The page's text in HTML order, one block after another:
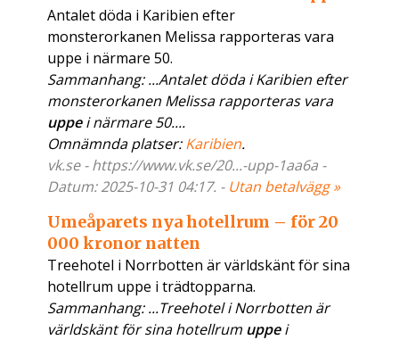
Antalet döda i Karibien efter
monsterorkanen Melissa rapporteras vara
uppe i närmare 50.
Sammanhang: ...Antalet döda i Karibien efter
monsterorkanen Melissa rapporteras vara
uppei närmare 50....
Omnämnda platser:Karibien.
vk.se - https://www.vk.se/20...-upp-1aa6a -
Datum: 2025-10-31 04:17. - Utan betalvägg »
Umeåparets nya hotellrum – för 20
000 kronor natten
Treehotel i Norrbotten är världskänt för sina
hotellrum uppe i trädtopparna.
Sammanhang: ...Treehotel i Norrbotten är
världskänt för sina hotellrum uppei